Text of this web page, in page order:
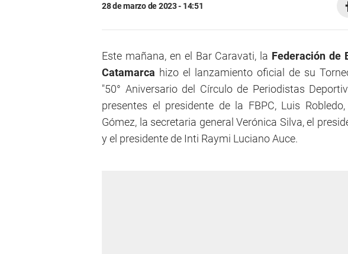
28 de marzo de 2023 - 14:51
Este mañana, en el Bar Caravati, la Federación de
Catamarca hizo el lanzamiento oficial de su
"50° Aniversario del Círculo de Periodistas
presentes el presidente de la FBPC, Luis
Gómez, la secretaria general Verónica Silva, el
y el presidente de Inti Raymi Luciano Auce.